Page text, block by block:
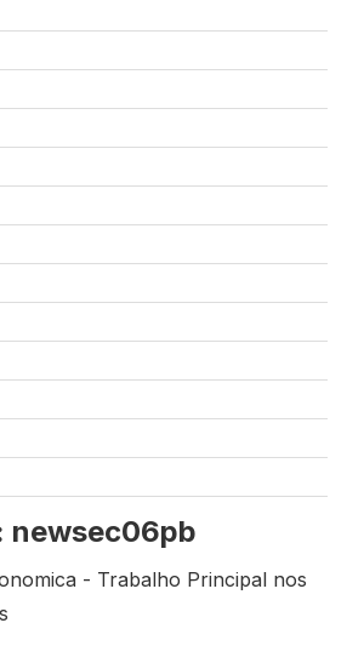
newsec06pb
- Trabalho Principal nos